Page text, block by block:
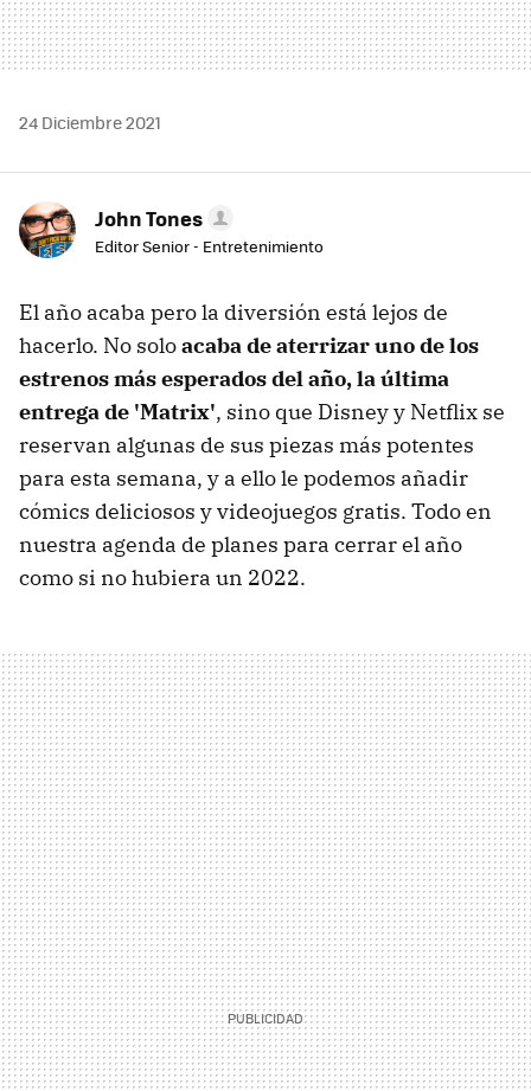
24 Diciembre 2021
John Tones
Editor Senior - Entretenimiento
El año acaba pero la diversión está lejos de
hacerlo. No soloacaba de aterrizar uno de los
estrenos más esperados del año, la última
entrega de 'Matrix', sino que Disney y Netflix se
reservan algunas de sus piezas más potentes
para esta semana, y a ello le podemos añadir
cómics deliciosos y videojuegos gratis. Todo en
nuestra agenda de planes para cerrar el año
como si no hubiera un 2022.